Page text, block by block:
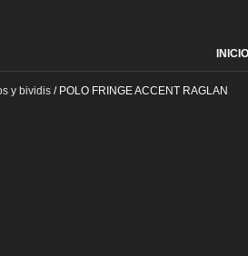
Skip
to
content
INICIO
y bividis / POLO FRINGE ACCENT RAGLAN